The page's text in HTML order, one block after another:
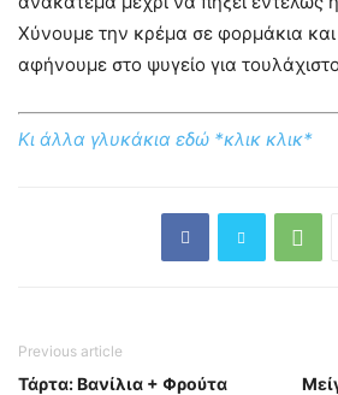
Χύνουμε την κρέμα σε φορμάκια
αφήνουμε στο ψυγείο για
Κι άλλα γλυκάκια εδώ *κλικ κλικ*
Previous article
Τάρτα: Βανίλια + Φρούτα